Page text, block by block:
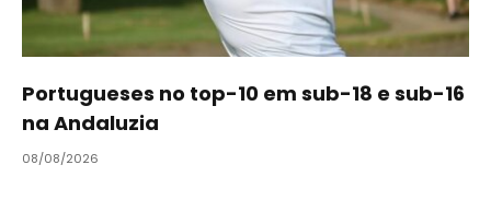
Portugueses no top-10 em sub-18 e sub-16
na Andaluzia
08/08/2026